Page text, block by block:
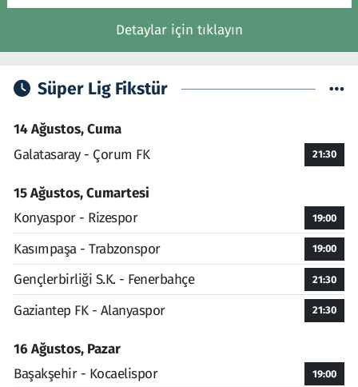
Detaylar için tıklayın
Süper Lig Fikstür
14 Ağustos, Cuma
Galatasaray - Çorum FK
21:30
15 Ağustos, Cumartesi
Konyaspor - Rizespor
19:00
Kasımpaşa - Trabzonspor 19:00
Gençlerbirliği S.K. - Fenerbahçe 21:30
Gaziantep FK - Alanyaspor 21:30
16 Ağustos, Pazar
Başakşehir - Kocaelispor
19:00